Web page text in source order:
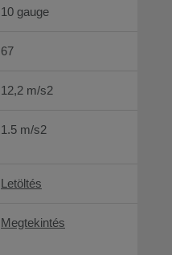
10 gauge
67
12,2 m/s2
1.5 m/s2
Letöltés
Megtekintés